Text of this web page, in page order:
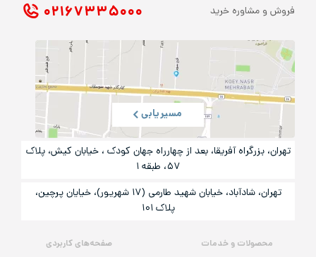
محصولات و خدمات
صفحه‌های کاربردی
فروش و مشاوره خرید ۰۲۱ ۶۷۳۳۵۰۰۰
مسیریابی
تهران، بزرگراه آفریقا، بعد از چهارراه جهان کودک ، خیابان کیش، پلاک
۵۷، طبقه ۱
تهران، شادآباد، خیابان شهید طارمی (۱۷ شهریور)، خیایان پرچین،
پلاک ۱۰۱